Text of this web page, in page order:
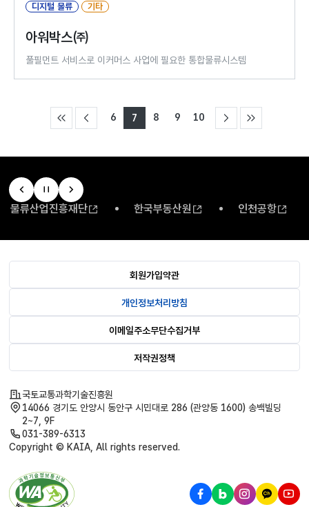
디지털 물류 기타
아워박스㈜
풀필먼트 서비스로 이커머스 사업에 필요한 통합물류시스템
6 7 8 9 10
물류산업진흥재단 한국부동산원 인천공항
회원가입약관
개인정보처리방침
이메일주소무단수집거부
저작권정책
국토교통과학기술진흥원
14066 경기도 안양시 동안구 시민대로 286 (관양동 1600) 송백빌딩
2~7, 9F
031-389-6313
Copyright © KAIA, All rights reserved.